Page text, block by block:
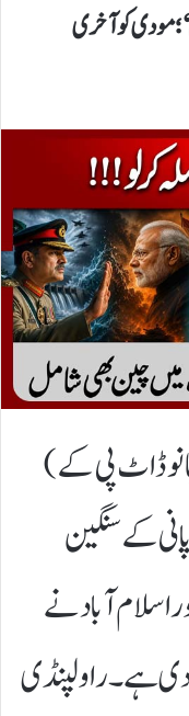
‘؛مودی کو آخری
ڈاٹ پی کے)
کے سنگین
اسلام آباد نے
دی ہے۔ راولپنڈی